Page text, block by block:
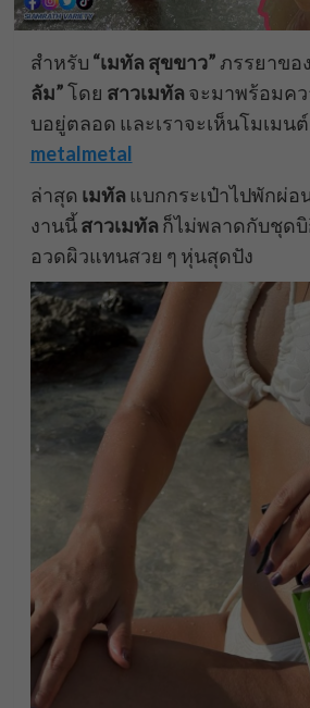
สำหรับ “เมทัล สุขขาว” ภรรยาของ
ลัม”โดย สาวเมทัล จะมาพร้อมค
บอยู่ตลอด และเราจะเห็นโมเมน
metalmetal
ล่าสุด เมทัล แบกกระเป๋าไปพักผ่อ
งานนี้สาวเมทัล ก็ไม่พลาดกับชุด
อวดผิวแทนสวย ๆ หุ่นสุดปัง